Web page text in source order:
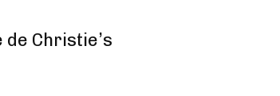
Christie’s